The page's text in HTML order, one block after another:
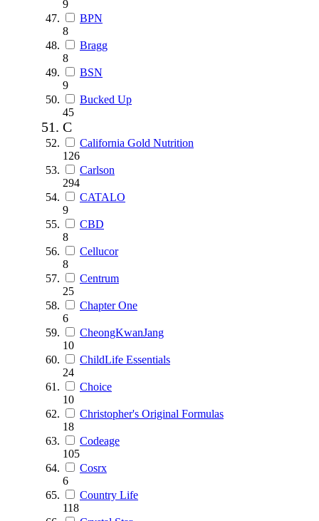
9
BPN
8
Bragg
8
BSN
9
Bucked Up
45
C
California Gold Nutrition
126
Carlson
294
CATALO
9
CBD
8
Cellucor
8
Centrum
25
Chapter One
6
CheongKwanJang
10
ChildLife Essentials
24
Choice
10
Christopher's Original Formulas
18
Codeage
105
Cosrx
6
Country Life
118